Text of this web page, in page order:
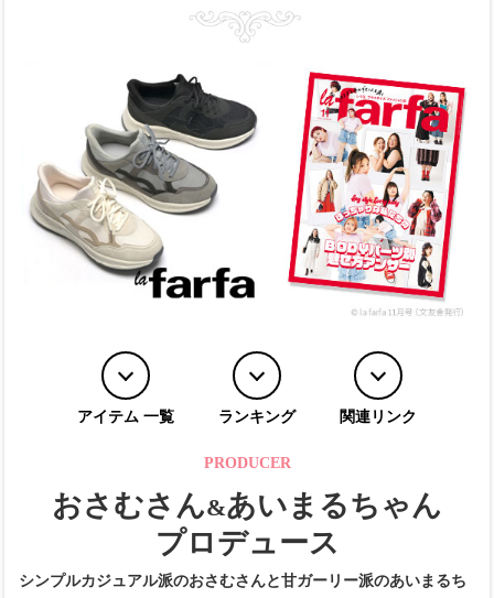
アイテム 一覧 ランキング 関連リンク
PRODUCER
おさむさん&あいまるちゃん
プロデュース
シンプルカジュアル派のおさむさんと甘ガーリー派のあいまるち